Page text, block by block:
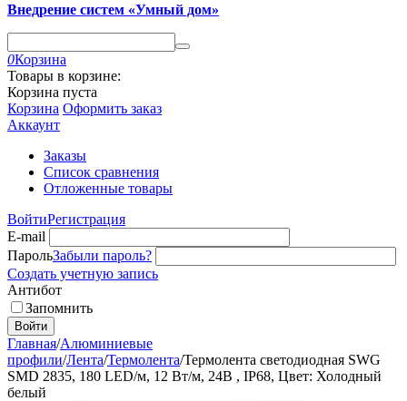
Внедрение систем «Умный дом»
0Корзина
Товары в корзине:
Корзина пуста
Корзина Оформить заказ
Аккаунт
Заказы
Список сравнения
Отложенные товары
ВойтиРегистрация
E-mail
ПарольЗабыли пароль?
Создать учетную запись
Антибот
Запомнить
Войти
Главная/Алюминиевые
профили/Лента/Термолента/Термолента светодиодная SWG
SMD 2835, 180 LED/м, 12 Вт/м, 24В , IP68, Цвет: Холодный
белый